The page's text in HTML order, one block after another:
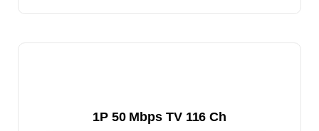
1P 50 Mbps TV 116 Ch